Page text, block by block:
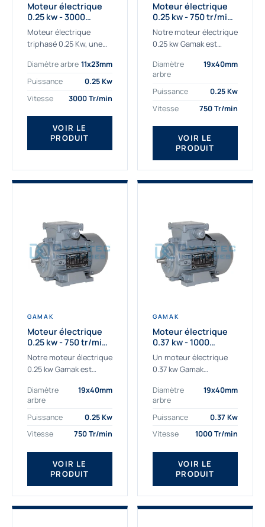
Moteur électrique
0.25 kw - 3000
Tr/min - 230/400V -
IE2
Moteur électrique
triphasé 0.25 Kw, une
adaptée à tous types
de machines.
triphasé 0.25 Kw Gamak
à haut rendement...
Diamètre arbre 11x23mm
Puissance
0.25 Kw
Vitesse
3000 Tr/min
VOIR LE
PRODUIT
Moteur électrique
0.25 kw - 750 tr/min -
230/400V - IE2
Notre moteur électrique
0.25 kw Gamak est
aux applications
sévères. Nous
déterminons,
fournissons
des moteurs
asynchrones depuis de
nombreuses années....
Diamètre
arbre
19x40mm
Puissance
0.25 Kw
Vitesse
750 Tr/min
VOIR LE
PRODUIT
GAMAK
Moteur électrique
0.25 kw - 750 tr/min -
230/400V - IE3
Notre moteur électrique
0.25 kw Gamak est
aux applications
sévères. Nous
déterminons,
fournissons
des moteurs
asynchrones depuis de
nombreuses années....
Diamètre
arbre
19x40mm
Puissance
0.25 Kw
Vitesse
750 Tr/min
VOIR LE
PRODUIT
GAMAK
Moteur électrique
0.37 kw - 1000
Tr/min - 230/400V -
IE2
Un moteur électrique
0.37 kw Gamak
aux applications
industrielles.
Commander un moteur
Gamak c’est choisir un
produit de très haute
qualité....
Diamètre
arbre
19x40mm
Puissance
0.37 Kw
Vitesse
1000 Tr/min
VOIR LE
PRODUIT